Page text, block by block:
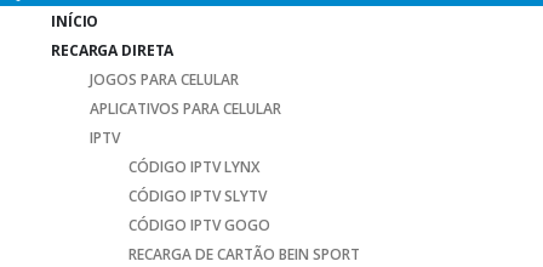
INÍCIO
RECARGA DIRETA
JOGOS PARA CELULAR
APLICATIVOS PARA CELULAR
IPTV
CÓDIGO IPTV LYNX
CÓDIGO IPTV SLYTV
CÓDIGO IPTV GOGO
RECARGA DE CARTÃO BEIN SPORT